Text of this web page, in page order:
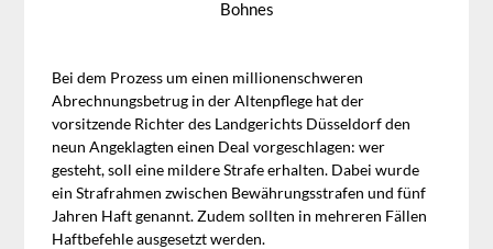
Bohnes
Bei dem Prozess um einen millionenschweren
Abrechnungsbetrug in der Altenpflege hat der
vorsitzende Richter des Landgerichts Düsseldorf den
neun Angeklagten einen Deal vorgeschlagen: wer
gesteht, soll eine mildere Strafe erhalten. Dabei wurde
ein Strafrahmen zwischen Bewährungsstrafen und fünf
Jahren Haft genannt. Zudem sollten in mehreren Fällen
Haftbefehle ausgesetzt werden.